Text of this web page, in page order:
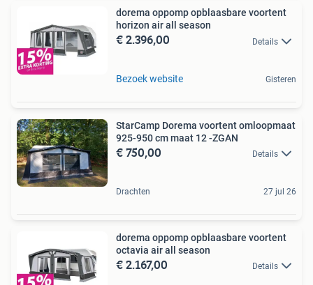
dorema oppomp opblaasbare voortent
horizon air all season
€ 2.396,00 Details
Bezoek website Gisteren
StarCamp Dorema voortent omloopmaat
925-950 cm maat 12 -ZGAN
€ 750,00 Details
Drachten 27 jul 26
dorema oppomp opblaasbare voortent
octavia air all season
€ 2.167,00 Details